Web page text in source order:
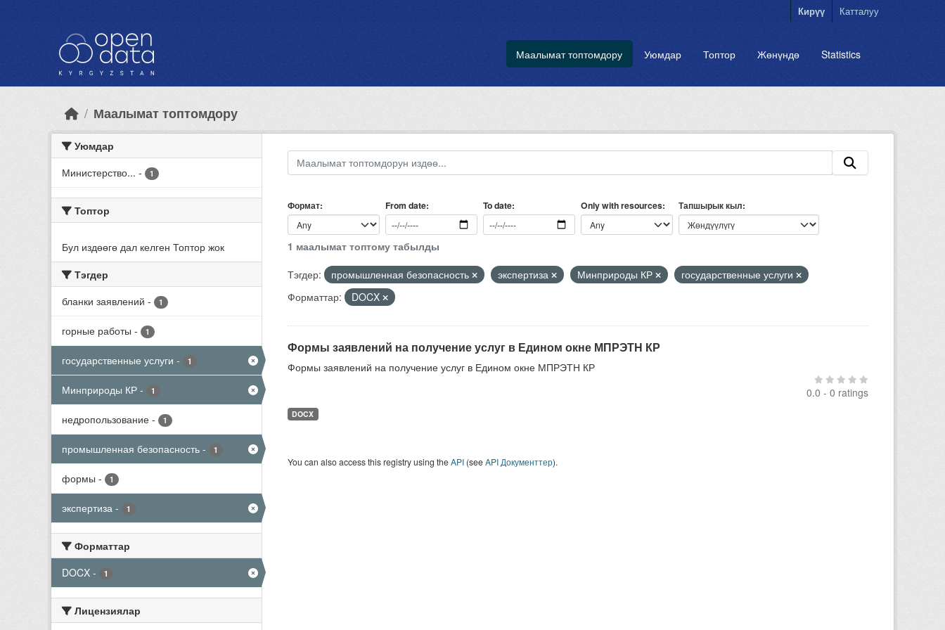
Кирүү Катталуу
Маалымат топтомдору Уюмдар Топтор Жөнүндө Statistics
Маалымат топтомдору
Уюмдар
Министерство... - 1
Топтор
Бул издөөгө дал келген Топтор жок
Тэгдер
бланки заявлений - 1
горные работы - 1
государственные услуги - 1
Минприроды КР - 1
недропользование - 1
промышленная безопасность - 1
формы - 1
экспертиза - 1
Форматтар
DOCX - 1
Лицензиялар
Формат From date To date Only with resources Тапшырык кыл
1 маалымат топтому табылды
Тэгдер:
промышленная безопасность экспертиза Минприроды КР
государственные услуги
Форматтар:
DOCX
Формы заявлений на получение услуг в Едином окне МПРЭТН КР
Формы заявлений на получение услуг в Едином окне МПРЭТН КР
0.0 - 0 ratings
DOCX
You can also access this registry using theAPI(seeAPI Документтер).